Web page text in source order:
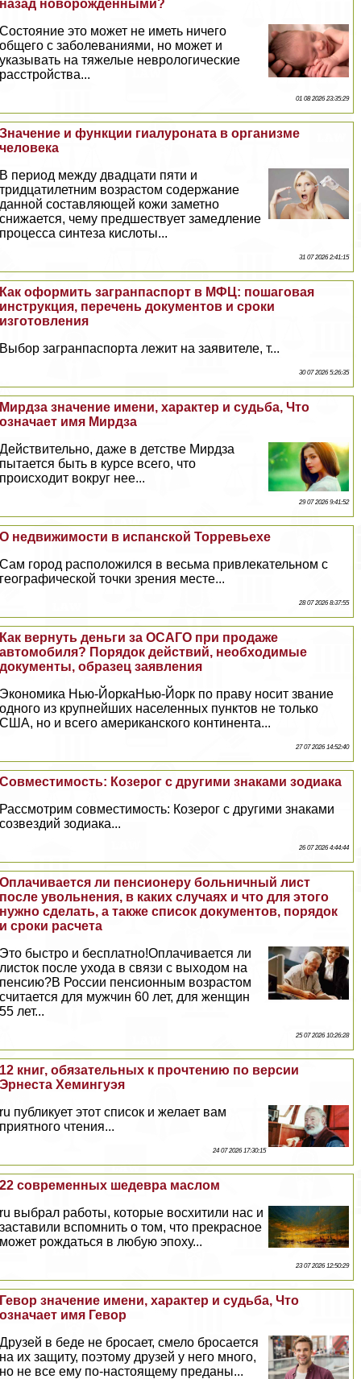
назад новорожденными?
Состояние это может не иметь ничего
общего с заболеваниями, но может и
указывать на тяжелые неврологические
расстройства...
01 08 2026 23:35:29
Значение и функции гиалуроната в организме
человека
В период между двадцати пяти и
тридцатилетним возрастом содержание
данной составляющей кожи заметно
снижается, чему предшествует замедление
процесса синтеза кислоты...
31 07 2026 2:41:15
Как оформить загранпаспорт в МФЦ: пошаговая
инструкция, перечень документов и сроки
изготовления
Выбор загранпаспорта лежит на заявителе, т...
30 07 2026 5:26:35
Мирдза значение имени, хаpaктер и судьба, Что
означает имя Мирдза
Действительно, даже в детстве Мирдза
пытается быть в курсе всего, что
происходит вокруг нее...
29 07 2026 9:41:52
О недвижимости в испанской Торревьехе
Сам город расположился в весьма привлекательном с
географической точки зрения месте...
28 07 2026 8:37:55
Как вернуть деньги за ОСАГО при продаже
автомобиля? Порядок действий, необходимые
документы, образец заявления
Экономика Нью-ЙоркаНью-Йорк по праву носит звание
одного из крупнейших населенных пунктов не только
США, но и всего американского континента...
27 07 2026 14:52:40
Совместимость: Козерог с другими знаками зодиака
Рассмотрим совместимость: Козерог с другими знаками
созвездий зодиака...
26 07 2026 4:44:44
Оплачивается ли пенсионеру больничный лист
после увольнения, в каких случаях и что для этого
нужно сделать, а также список документов, порядок
и сроки расчета
Это быстро и бесплатно!Оплачивается ли
листок после ухода в связи с выходом на
пенсию?В России пенсионным возрастом
считается для мужчин 60 лет, для женщин
55 лет...
25 07 2026 10:26:28
12 книг, обязательных к прочтению по версии
Эрнеста Хемингуэя
ru публикует этот список и желает вам
приятного чтения...
24 07 2026 17:30:15
22 современных шедевра маслом
ru выбрал работы, которые восхитили нас и
заставили вспомнить о том, что прекрасное
может рождаться в любую эпоху...
23 07 2026 12:50:29
Гевор значение имени, хаpaктер и судьба, Что
означает имя Гевор
Друзей в беде не бросает, смело бросается
на их защиту, поэтому друзей у него много,
но не все ему по-настоящему преданы...